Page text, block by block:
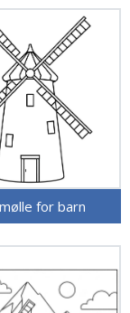
for barn